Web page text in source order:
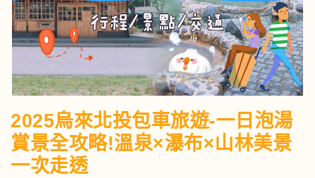
2025烏來北投包車旅遊-一日泡湯
賞景全攻略!溫泉×瀑布×山林美景
一次走透